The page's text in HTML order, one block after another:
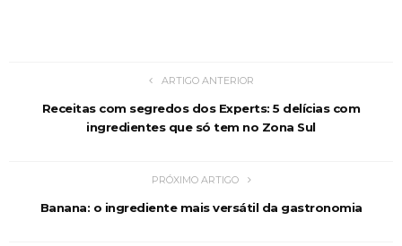
ARTIGO ANTERIOR
Receitas com segredos dos Experts: 5 delícias com
ingredientes que só tem no Zona Sul
PRÓXIMO ARTIGO
Banana: o ingrediente mais versátil da gastronomia